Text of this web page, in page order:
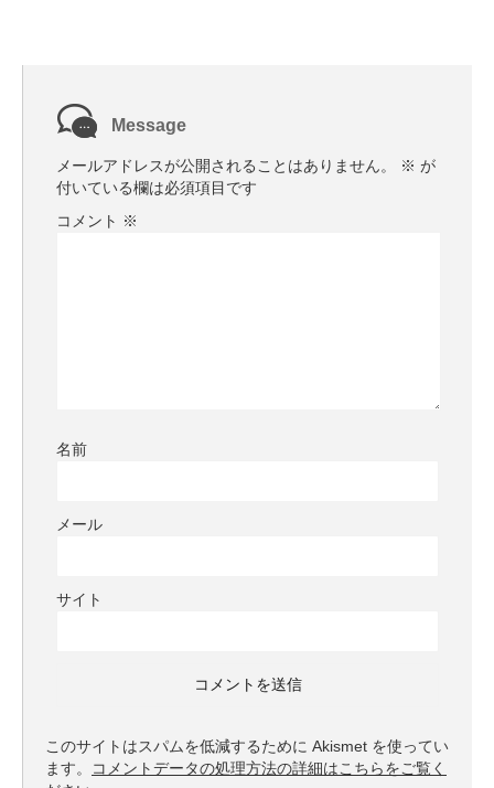
Message
メールアドレスが公開されることはありません。 ※ が
付いている欄は必須項目です
コメント ※
名前
メール
サイト
このサイトはスパムを低減するために Akismet を使ってい
ます。
コメントデータの処理方法の詳細はこちらをご覧く